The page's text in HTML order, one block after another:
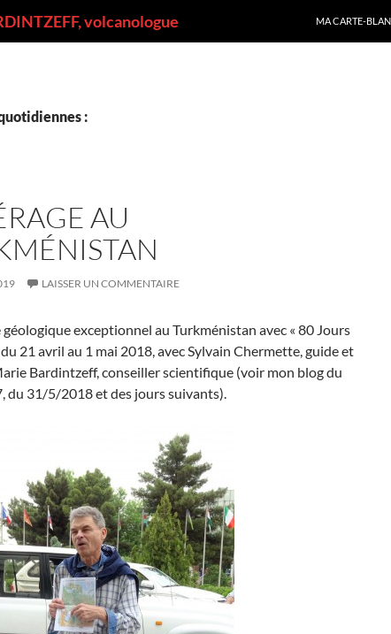
volcanologue
MA CARTE-
:
AU
LAISSER UN COMMENTAIRE
géologique exceptionnel au Turkménistan avec « 80 Jours
du 21 avril au 1 mai 2018, avec Sylvain Chermette, guide et
Bardintzeff, conseiller scientifique (voir mon blog du
du 31/5/2018 et des jours suivants).